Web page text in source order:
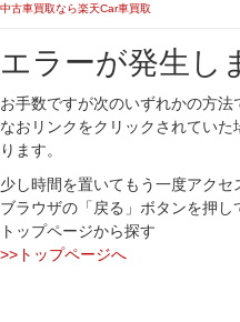
中古車買取なら楽天Car車買取
エラーが発生し
お手数ですが次のいずれかの方法
なおリンクをクリックされてい
ります。
少し時間を置いてもう一度アクセ
ブラウザの「戻る」ボタンを押し
トップページから探す
>>トップページへ